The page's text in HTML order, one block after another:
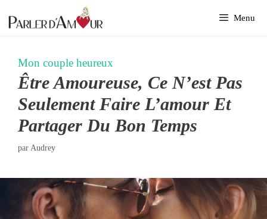
au
Menu
Mon couple heureux
Être Amoureuse, Ce N’est Pas
Seulement Faire L’amour Et
Partager Du Bon Temps
par Audrey